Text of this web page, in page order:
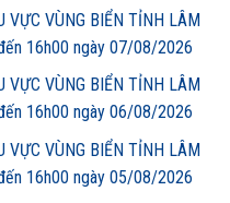
VỰC VÙNG BIỂN TỈNH LÂM
16h00 ngày 07/08/2026
VỰC VÙNG BIỂN TỈNH LÂM
16h00 ngày 06/08/2026
VỰC VÙNG BIỂN TỈNH LÂM
16h00 ngày 05/08/2026